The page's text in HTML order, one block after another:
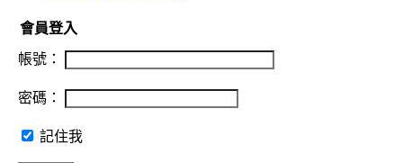
會員登入
帳號：
密碼：
記住我